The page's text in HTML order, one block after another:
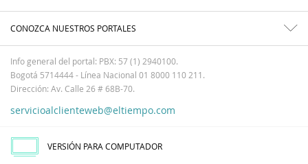
CONOZCA NUESTROS PORTALES
Info general del portal: PBX: 57 (1) 2940100.
Bogotá 5714444 - Línea Nacional 01 8000 110 211.
Dirección: Av. Calle 26 # 68B-70.
servicioalclienteweb@eltiempo.com
VERSIÓN PARA COMPUTADOR